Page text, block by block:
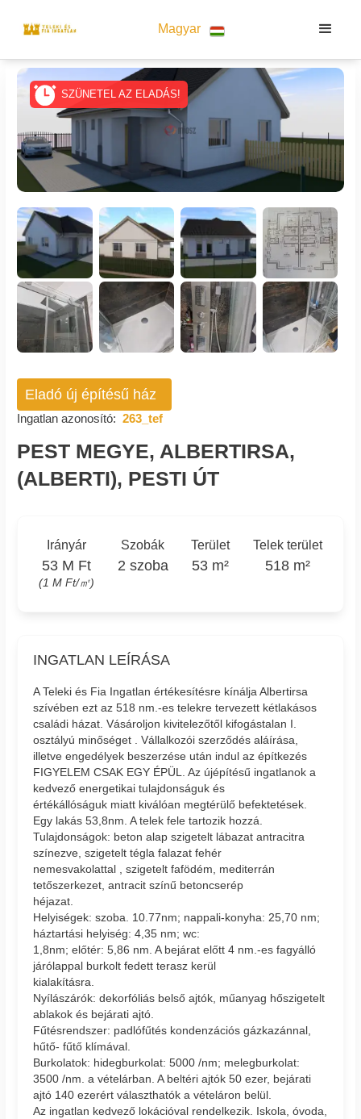
Magyar
SZÜNETEL AZ ELADÁS!
Eladó új építésű ház
Ingatlan azonosító: 263_tef
PEST MEGYE, ALBERTIRSA,
(ALBERTI), PESTI ÚT
Irányár
53 M Ft
(1 M Ft/㎡)
Szobák
2 szoba
Terület
53 m²
Telek terület
518 m²
INGATLAN LEÍRÁSA
A Teleki és Fia Ingatlan értékesítésre kínálja Albertirsa
szívében ezt az 518 nm.-es telekre tervezett kétlakásos
családi házat. Vásároljon kivitelezőtől kifogástalan I.
osztályú minőséget . Vállalkozói szerződés aláírása,
illetve engedélyek beszerzése után indul az építkezés
FIGYELEM CSAK EGY ÉPÜL. Az újépítésű ingatlanok a
kedvező energetikai tulajdonságuk és
értékállóságuk miatt kiválóan megtérülő befektetések.
Egy lakás 53,8nm. A telek fele tartozik hozzá.
Tulajdonságok: beton alap szigetelt lábazat antracitra
színezve, szigetelt tégla falazat fehér
nemesvakolattal , szigetelt fafödém, mediterrán
tetőszerkezet, antracit színű betoncserép
héjazat.
Helyiségek: szoba. 10.77nm; nappali-konyha: 25,70 nm;
háztartási helyiség: 4,35 nm; wc:
1,8nm; előtér: 5,86 nm. A bejárat előtt 4 nm.-es fagyálló
járólappal burkolt fedett terasz kerül
kialakításra.
Nyílászárók: dekorfóliás belső ajtók, műanyag hőszigetelt
ablakok és bejárati ajtó.
Fűtésrendszer: padlófűtés kondenzációs gázkazánnal,
hűtő- fűtő klímával.
Burkolatok: hidegburkolat: 5000 /nm; melegburkolat:
3500 /nm. a vételárban. A beltéri ajtók 50 ezer, bejárati
ajtó 140 ezerért választhatók a vételáron belül.
Az ingatlan kedvező lokációval rendelkezik. Iskola, óvoda,